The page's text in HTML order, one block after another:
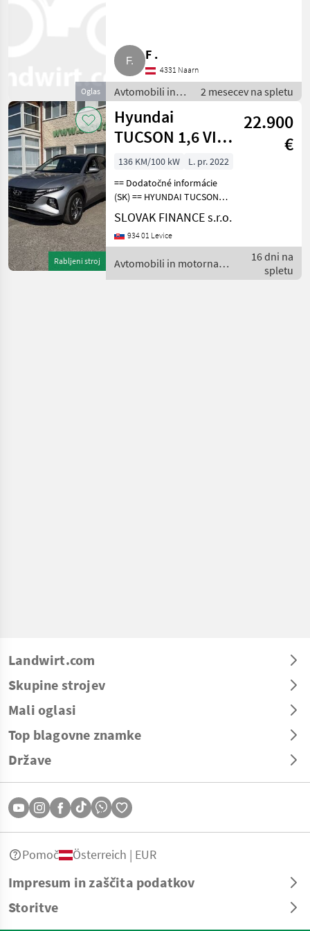
Oglas
F .
4331 Naarn
Avtomobili in
motorna kolesa
/ Limuzina
2 mesecev na spletu
Rabljeni stroj
Hyundai
TUCSON 1,6 VIN
303
22.900
€
136 KM/100 kW
L. pr. 2022
== Dodatočné informácie
(SK) == HYUNDAI TUCSON 1,
6 hybrid (diesel + HEV) r.v.
10/2022, 26 974 km, 100 kW,
1598 cm3, automatická
automatická k
SLOVAK FINANCE s.r.o.
934 01 Levice
Avtomobili in motorna
kolesa / Hyundai
16 dni na
spletu
Landwirt.com
Skupine strojev
Mali oglasi
Top blagovne znamke
Države
Impresum in zaščita podatkov
Storitve
Pomoč Österreich | EUR